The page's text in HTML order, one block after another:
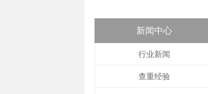
新闻中心
行业新闻
查重经验